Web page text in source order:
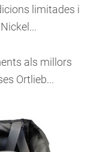
limitades i
als millors
Ortlieb...